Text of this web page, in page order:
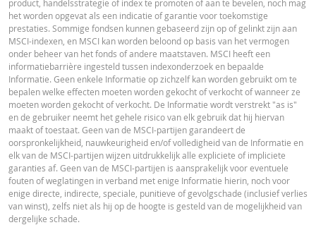
product, handelsstrategie of index te promoten of aan te bevelen, noch mag
het worden opgevat als een indicatie of garantie voor toekomstige
prestaties. Sommige fondsen kunnen gebaseerd zijn op of gelinkt zijn aan
MSCI-indexen, en MSCI kan worden beloond op basis van het vermogen
onder beheer van het fonds of andere maatstaven. MSCI heeft een
informatiebarrière ingesteld tussen indexonderzoek en bepaalde
Informatie. Geen enkele Informatie op zichzelf kan worden gebruikt om te
bepalen welke effecten moeten worden gekocht of verkocht of wanneer ze
moeten worden gekocht of verkocht. De Informatie wordt verstrekt "as is"
en de gebruiker neemt het gehele risico van elk gebruik dat hij hiervan
maakt of toestaat. Geen van de MSCI-partijen garandeert de
oorspronkelijkheid, nauwkeurigheid en/of volledigheid van de Informatie en
elk van de MSCI-partijen wijzen uitdrukkelijk alle expliciete of impliciete
garanties af. Geen van de MSCI-partijen is aansprakelijk voor eventuele
fouten of weglatingen in verband met enige Informatie hierin, noch voor
enige directe, indirecte, speciale, punitieve of gevolgschade (inclusief verlies
van winst), zelfs niet als hij op de hoogte is gesteld van de mogelijkheid van
dergelijke schade.